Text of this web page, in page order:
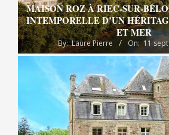
MAISON ROZ À RIEC-SUR-
INTEMPORELLE D’UN
ET MER
By: Laure Pierre On: 11